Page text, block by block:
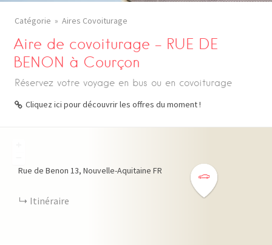
Catégorie Aires Covoiturage
Aire de covoiturage – RUE DE
BENON à Courçon
Réservez votre voyage en bus ou en covoiturage
Cliquez ici pour découvrir les offres du moment !
Rue de Benon 13 Nouvelle-Aquitaine FR
Itinéraire